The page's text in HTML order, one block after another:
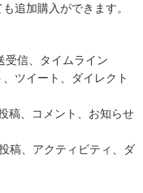
追加購入ができます。
受信、タイムライン
ツイート、ダイレクト
稿、コメント、お知らせ
稿、アクティビティ、ダ